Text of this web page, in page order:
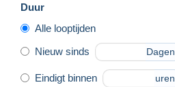
Duur
Alle looptijden
Nieuw sinds Dagen
Eindigt binnen uren